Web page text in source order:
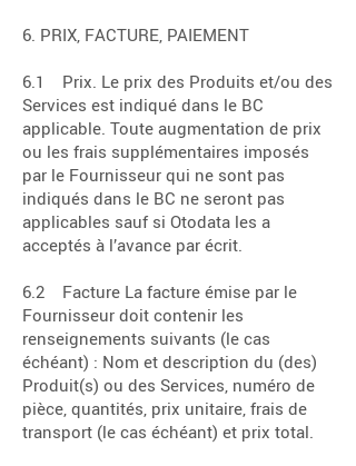
6. PRIX, FACTURE, PAIEMENT
6.1 Prix. Le prix des Produits et/ou des
Services est indiqué dans le BC
applicable. Toute augmentation de prix
ou les frais supplémentaires imposés
par le Fournisseur qui ne sont pas
indiqués dans le BC ne seront pas
applicables sauf si Otodata les a
acceptés à l’avance par écrit.
6.2 Facture La facture émise par le
Fournisseur doit contenir les
renseignements suivants (le cas
échéant) : Nom et description du (des)
Produit(s) ou des Services, numéro de
pièce, quantités, prix unitaire, frais de
transport (le cas échéant) et prix total.